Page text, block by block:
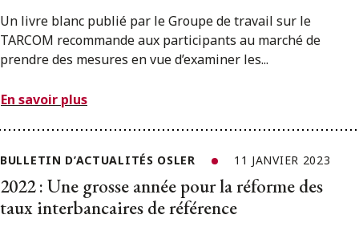
Un livre blanc publié par le Groupe de travail sur le
TARCOM recommande aux participants au marché de
prendre des mesures en vue d’examiner les...
En savoir plus
BULLETIN D’ACTUALITÉS OSLER 11 JANVIER 2023
2022 : Une grosse année pour la réforme des
taux interbancaires de référence